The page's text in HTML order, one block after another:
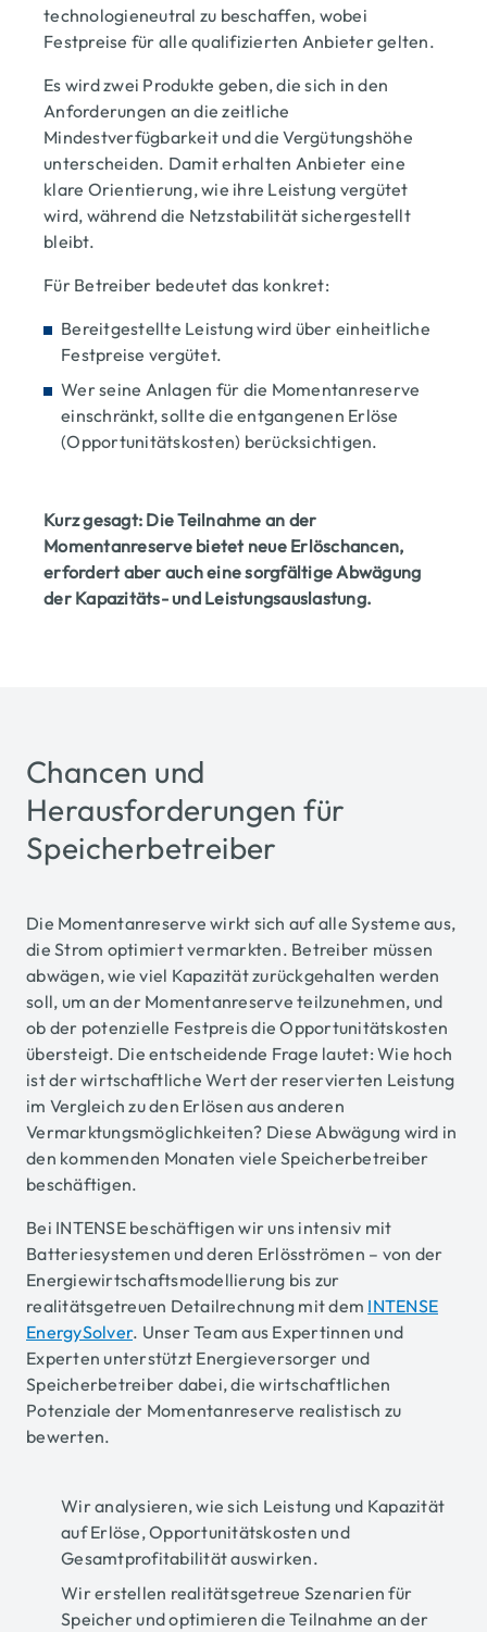
technologieneutral zu beschaffen, wobei
Festpreise für alle qualifizierten Anbieter gelten.
Es wird zwei Produkte geben, die sich in den
Anforderungen an die zeitliche
Mindestverfügbarkeit und die Vergütungshöhe
unterscheiden. Damit erhalten Anbieter eine
klare Orientierung, wie ihre Leistung vergütet
wird, während die Netzstabilität sichergestellt
bleibt.
Für Betreiber bedeutet das konkret:
Bereitgestellte Leistung wird über einheitliche
Festpreise vergütet.
Wer seine Anlagen für die Momentanreserve
einschränkt, sollte die entgangenen Erlöse
(Opportunitätskosten) berücksichtigen.
Kurz gesagt: Die Teilnahme an der
Momentanreserve bietet neue Erlöschancen,
erfordert aber auch eine sorgfältige Abwägung
der Kapazitäts- und Leistungsauslastung.
Chancen und
Herausforderungen für
Speicherbetreiber
Die Momentanreserve wirkt sich auf alle Systeme aus,
die Strom optimiert vermarkten. Betreiber müssen
abwägen, wie viel Kapazität zurückgehalten werden
soll, um an der Momentanreserve teilzunehmen, und
ob der potenzielle Festpreis die Opportunitätskosten
übersteigt. Die entscheidende Frage lautet: Wie hoch
ist der wirtschaftliche Wert der reservierten Leistung
im Vergleich zu den Erlösen aus anderen
Vermarktungsmöglichkeiten? Diese Abwägung wird in
den kommenden Monaten viele Speicherbetreiber
beschäftigen.
Bei INTENSE beschäftigen wir uns intensiv mit
Batteriesystemen und deren Erlösströmen – von der
Energiewirtschaftsmodellierung bis zur
realitätsgetreuen Detailrechnung mit dem INTENSE
EnergySolver. Unser Team aus Expertinnen und
Experten unterstützt Energieversorger und
Speicherbetreiber dabei, die wirtschaftlichen
Potenziale der Momentanreserve realistisch zu
bewerten.
Wir analysieren, wie sich Leistung und Kapazität
auf Erlöse, Opportunitätskosten und
Gesamtprofitabilität auswirken.
Wir erstellen realitätsgetreue Szenarien für
Speicher und optimieren die Teilnahme an der